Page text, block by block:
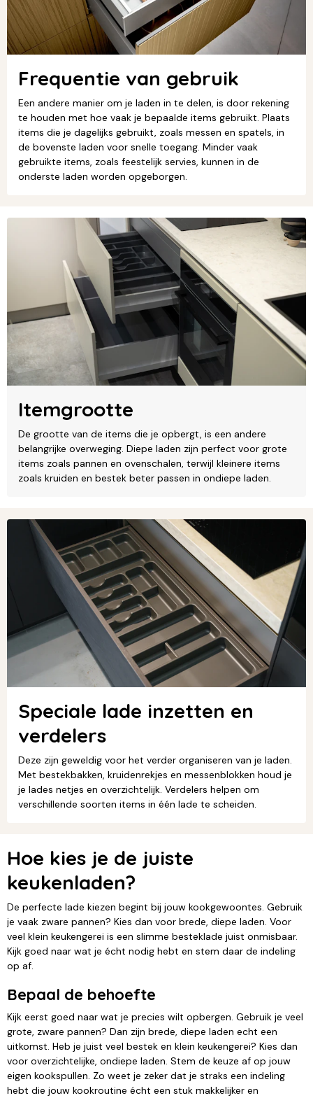
Frequentie van gebruik
Een andere manier om je laden in te delen, is door rekening
te houden met hoe vaak je bepaalde items gebruikt. Plaats
items die je dagelijks gebruikt, zoals messen en spatels, in
de bovenste laden voor snelle toegang. Minder vaak
gebruikte items, zoals feestelijk servies, kunnen in de
onderste laden worden opgeborgen.
Itemgrootte
De grootte van de items die je opbergt, is een andere
belangrijke overweging. Diepe laden zijn perfect voor grote
items zoals pannen en ovenschalen, terwijl kleinere items
zoals kruiden en bestek beter passen in ondiepe laden.
Speciale lade inzetten en
verdelers
Deze zijn geweldig voor het verder organiseren van je laden.
Met bestekbakken, kruidenrekjes en messenblokken houd je
je lades netjes en overzichtelijk. Verdelers helpen om
verschillende soorten items in één lade te scheiden.
Hoe kies je de juiste
keukenladen?
De perfecte lade kiezen begint bij jouw kookgewoontes. Gebruik
je vaak zware pannen? Kies dan voor brede, diepe laden. Voor
veel klein keukengerei is een slimme besteklade juist onmisbaar.
Kijk goed naar wat je écht nodig hebt en stem daar de indeling
op af.
Bepaal de behoefte
Kijk eerst goed naar wat je precies wilt opbergen. Gebruik je veel
grote, zware pannen? Dan zijn brede, diepe laden echt een
uitkomst. Heb je juist veel bestek en klein keukengerei? Kies dan
voor overzichtelijke, ondiepe laden. Stem de keuze af op jouw
eigen kookspullen. Zo weet je zeker dat je straks een indeling
hebt die jouw kookroutine écht een stuk makkelijker en